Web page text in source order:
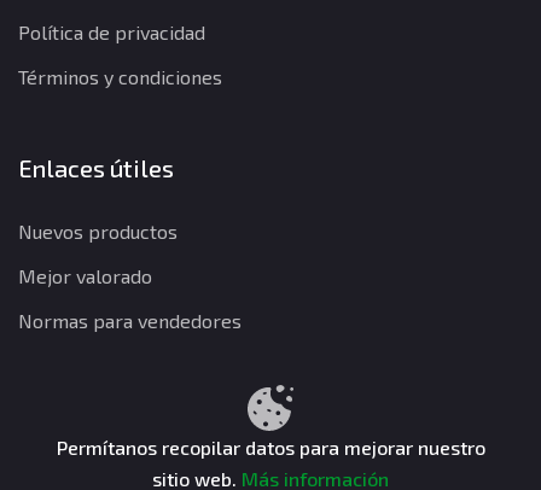
Política de privacidad
Términos y condiciones
Enlaces útiles
Nuevos productos
Mejor valorado
Normas para vendedores
Términos y condiciones
CuentasGO © 2026. Todos los derechos reservados.
Permítanos recopilar datos para mejorar nuestro
sitio web. Más información